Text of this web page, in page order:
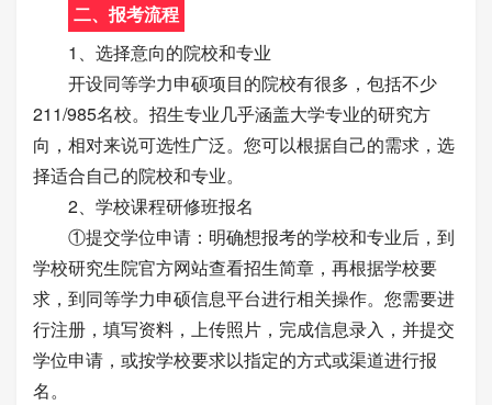
二、报考流程
1、选择意向的院校和专业
开设同等学力申硕项目的院校有很多，包括不少
211/985名校。招生专业几乎涵盖大学专业的研究方
向，相对来说可选性广泛。您可以根据自己的需求，选
择适合自己的院校和专业。
2、学校课程研修班报名
①提交学位申请：明确想报考的学校和专业后，到
学校研究生院官方网站查看招生简章，再根据学校要
求，到同等学力申硕信息平台进行相关操作。您需要进
行注册，填写资料，上传照片，完成信息录入，并提交
学位申请，或按学校要求以指定的方式或渠道进行报
名。